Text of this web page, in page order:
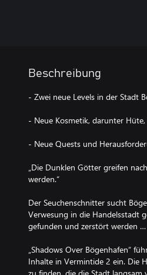
Beschreibung
- Zwei neue Levels in der Stadt
- Neue Kosmetik, darunter
- Neue Quests und
„Die Dunklen Götter greifen
werden.“
Der Seuchenschnitter sucht
Verwesung in die Handelsstadt
gefunden und zerstört werden
„Shadows Over Bögenhafen“
Inhalte in Vermintide 2 ein. Die